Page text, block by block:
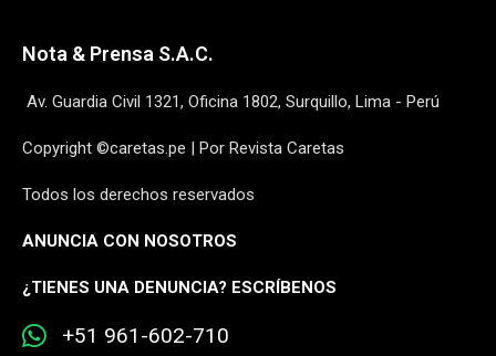
Nota & Prensa S.A.C.
Av. Guardia Civil 1321, Oficina 1802, Surquillo, Lima - Perú
Copyright ©caretas.pe | Por Revista Caretas
Todos los derechos reservados
ANUNCIA CON NOSOTROS
¿TIENES UNA DENUNCIA? ESCRÍBENOS
+51 961-602-710